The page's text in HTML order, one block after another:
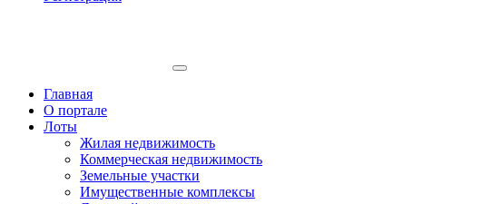
Главная
О портале
Лоты
Жилая недвижимость
Коммерческая недвижимость
Земельные участки
Имущественные комплексы